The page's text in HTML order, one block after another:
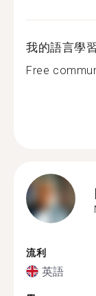
我的語言學
Free
流利
英語